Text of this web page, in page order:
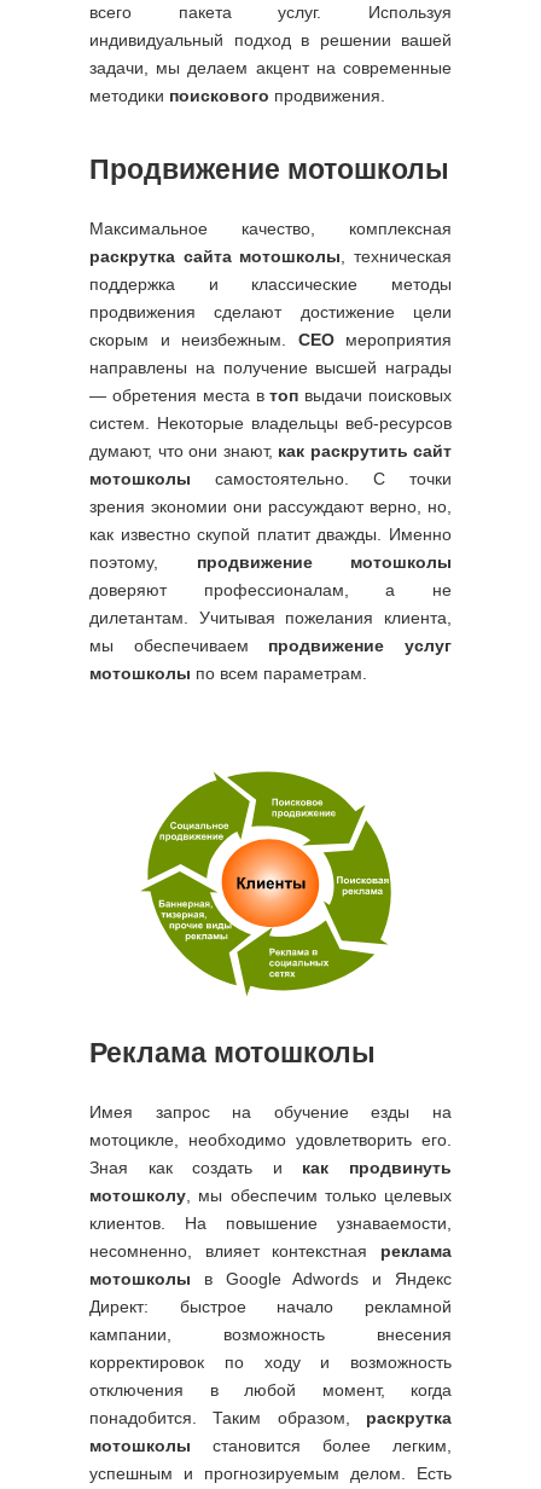
всего пакета услуг. Используя
индивидуальный подход в решении вашей
задачи, мы делаем акцент на современные
методики поискового продвижения.
Продвижение мотошколы
Максимальное качество, комплексная
раскрутка сайта мотошколы , техническая
поддержка и классические методы
продвижения сделают достижение цели
скорым и неизбежным. СЕОмероприятия
направлены на получение высшей награды
— обретения места втоп выдачи поисковых
систем. Некоторые владельцы веб-ресурсов
думают, что они знают, как раскрутить сайт
мотошколы самостоятельно. С точки
зрения экономии они рассуждают верно, но,
как известно скупой платит дважды. Именно
поэтому, продвижение мотошколы
доверяют профессионалам, а не
дилетантам. Учитывая пожелания клиента,
мы обеспечиваем продвижение услуг
мотошколы по всем параметрам.
Реклама мотошколы
Имея запрос на обучение езды на
мотоцикле, необходимо удовлетворить его.
Зная как создать и как продвинуть
мотошколу, мы обеспечим только целевых
клиентов. На повышение узнаваемости,
несомненно, влияет контекстная реклама
мотошколы в Google Adwords и Яндекс
Директ: быстрое начало рекламной
кампании, возможность внесения
корректировок по ходу и возможность
отключения в любой момент, когда
понадобится. Таким образом, раскрутка
мотошколы становится более легким,
успешным и прогнозируемым делом. Есть